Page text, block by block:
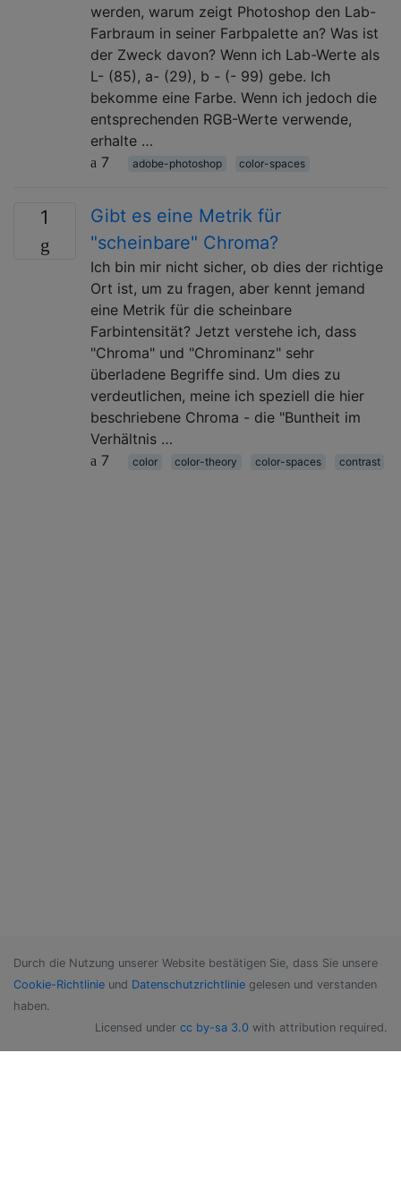
werden, warum zeigt Photoshop den Lab-
Farbraum in seiner Farbpalette an? Was ist
der Zweck davon? Wenn ich Lab-Werte als
L- (85), a- (29), b - (- 99) gebe. Ich
bekomme eine Farbe. Wenn ich jedoch die
entsprechenden RGB-Werte verwende,
erhalte …
7
adobe-photoshop color-spaces
1
Gibt es eine Metrik für
"scheinbare" Chroma?
Ich bin mir nicht sicher, ob dies der richtige
Ort ist, um zu fragen, aber kennt jemand
eine Metrik für die scheinbare
Farbintensität? Jetzt verstehe ich, dass
"Chroma" und "Chrominanz" sehr
überladene Begriffe sind. Um dies zu
verdeutlichen, meine ich speziell die hier
beschriebene Chroma - die "Buntheit im
Verhältnis …
7
color color-theory color-spaces contrast
Durch die Nutzung unserer Website bestätigen Sie, dass Sie unsere
Cookie-Richtlinie und Datenschutzrichtlinie gelesen und verstanden
haben.
Licensed under cc by-sa 3.0 with attribution required.